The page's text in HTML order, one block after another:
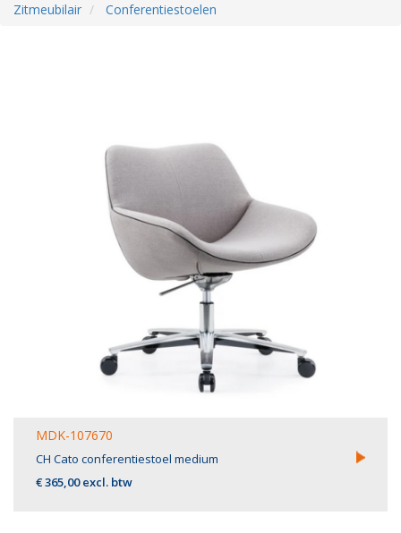
Zitmeubilair Conferentiestoelen
MDK-107670
CH Cato conferentiestoel medium
€ 365,00 excl. btw